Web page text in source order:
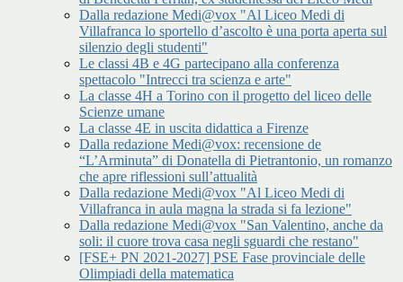
Dalla redazione Medi@vox "Al Liceo Medi di
Villafranca lo sportello d’ascolto è una porta aperta sul
silenzio degli studenti"
Le classi 4B e 4G partecipano alla conferenza
spettacolo "Intrecci tra scienza e arte"
La classe 4H a Torino con il progetto del liceo delle
Scienze umane
La classe 4E in uscita didattica a Firenze
Dalla redazione Medi@vox: recensione de
“L’Arminuta” di Donatella di Pietrantonio, un romanzo
che apre riflessioni sull’attualità
Dalla redazione Medi@vox "Al Liceo Medi di
Villafranca in aula magna la strada si fa lezione"
Dalla redazione Medi@vox "San Valentino, anche da
soli: il cuore trova casa negli sguardi che restano"
[FSE+ PN 2021-2027] PSE Fase provinciale delle
Olimpiadi della matematica